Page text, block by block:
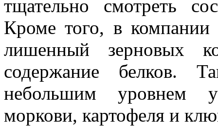
тщательно смотреть
Кроме того, в
лишенный зерновых
содержание белков.
небольшим уровнем
моркови, картофеля и